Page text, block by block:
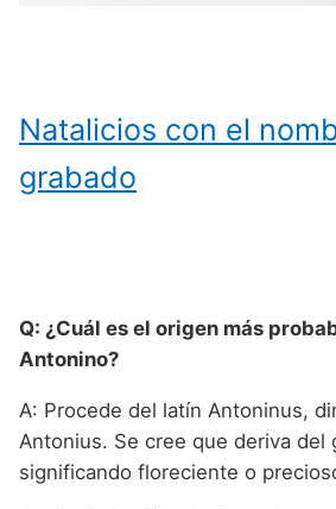
Natalicios con el
grabado
Q: ¿Cuál es el origen más
Antonino?
A: Procede del latín Antoninus,
Antonius. Se cree que deriva del
significando floreciente o